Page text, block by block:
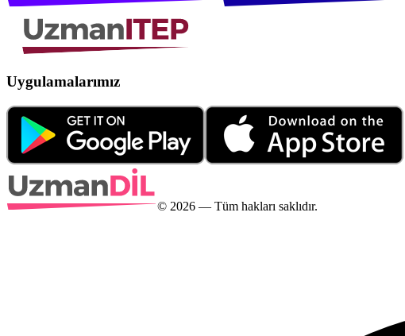
Uygulamalarımız
© 2026 — Tüm hakları saklıdır.